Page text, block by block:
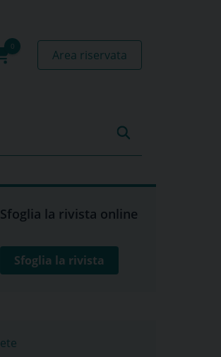
Area riservata
Sfoglia la rivista online
Sfoglia la rivista